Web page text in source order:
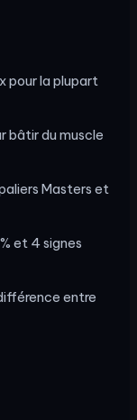
pour la plupart
bâtir du muscle
Masters et
et 4 signes
entre